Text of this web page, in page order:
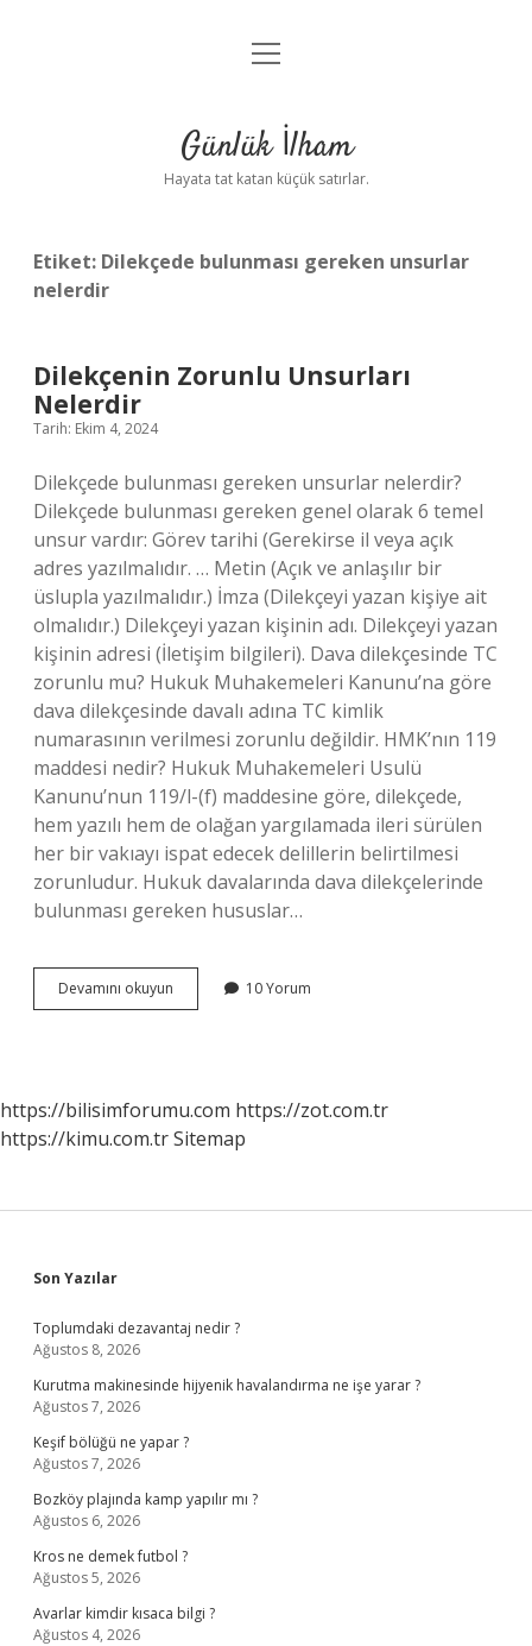
Anasayfa
Yasal Uyarı
menüyü
Günlük İlham
Hayata tat katan küçük satırlar.
Etiket: Dilekçede bulunması gereken unsurlar
nelerdir
Dilekçenin Zorunlu Unsurları
Nelerdir
Tarih: Ekim 4, 2024
Dilekçede bulunması gereken unsurlar nelerdir?
Dilekçede bulunması gereken genel olarak 6 temel
unsur vardır: Görev tarihi (Gerekirse il veya açık
adres yazılmalıdır. … Metin (Açık ve anlaşılır bir
üslupla yazılmalıdır.) İmza (Dilekçeyi yazan kişiye ait
olmalıdır.) Dilekçeyi yazan kişinin adı. Dilekçeyi yazan
kişinin adresi (İletişim bilgileri). Dava dilekçesinde TC
zorunlu mu? Hukuk Muhakemeleri Kanunu’na göre
dava dilekçesinde davalı adına TC kimlik
numarasının verilmesi zorunlu değildir. HMK’nın 119
maddesi nedir? Hukuk Muhakemeleri Usulü
Kanunu’nun 119/l-(f) maddesine göre, dilekçede,
hem yazılı hem de olağan yargılamada ileri sürülen
her bir vakıayı ispat edecek delillerin belirtilmesi
zorunludur. Hukuk davalarında dava dilekçelerinde
bulunması gereken hususlar…
Devamını okuyun Dilekçenin
Zorunlu
10 Yorum
https://bilisimforumu.com https://zot.com.tr
https://kimu.com.trSitemap
Sidebar
Son Yazılar
Toplumdaki dezavantaj nedir ?
Ağustos 8, 2026
Kurutma makinesinde hijyenik havalandırma ne işe yarar ?
Ağustos 7, 2026
Keşif bölüğü ne yapar ?
Ağustos 7, 2026
Bozköy plajında kamp yapılır mı ?
Ağustos 6, 2026
Kros ne demek futbol ?
Ağustos 5, 2026
Avarlar kimdir kısaca bilgi ?
Ağustos 4, 2026